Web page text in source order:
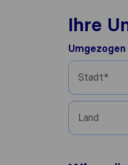
Ihre
Umgezogen
Stadt
Land